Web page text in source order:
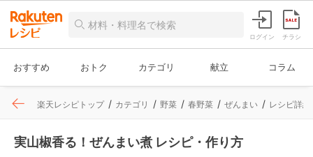
ログイン チラシ
おすすめ おトク カテゴリ 献立 コラム
楽天レシピトップ カテゴリ 野菜 春野菜 ぜんまい レシピ詳細
実山椒香る！ぜんまい煮 レシピ・作り方